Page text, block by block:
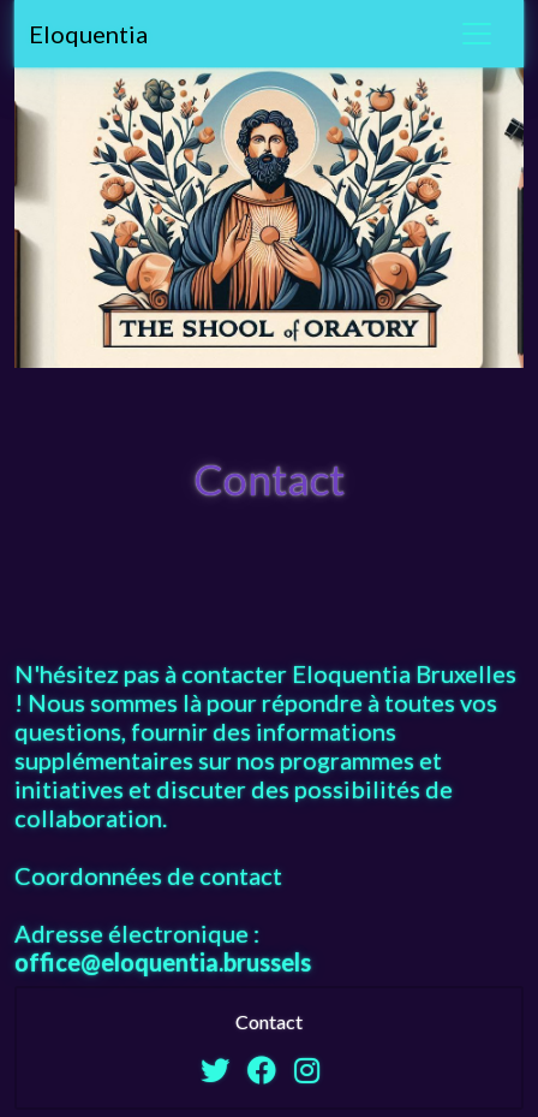
Eloquentia
Contact
N'hésitez pas à contacter Eloquentia Bruxelles
! Nous sommes là pour répondre à toutes vos
questions, fournir des informations
supplémentaires sur nos programmes et
initiatives et discuter des possibilités de
collaboration.
Coordonnées de contact
Adresse électronique :
office@eloquentia.brussels
Contact